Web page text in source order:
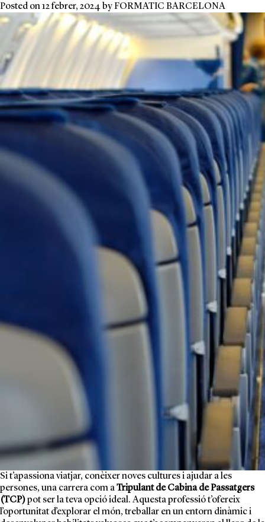
Posted on12 febrer, 2024 byFORMATIC BARCELONA
Si t’apassiona viatjar, conèixer noves cultures i ajudar a les
persones, una carrera com aTripulant de Cabina de Passatgers
(TCP)pot ser la teva opció ideal. Aquesta professió t’ofereix
l’oportunitat d’explorar el món, treballar en un entorn dinàmic i